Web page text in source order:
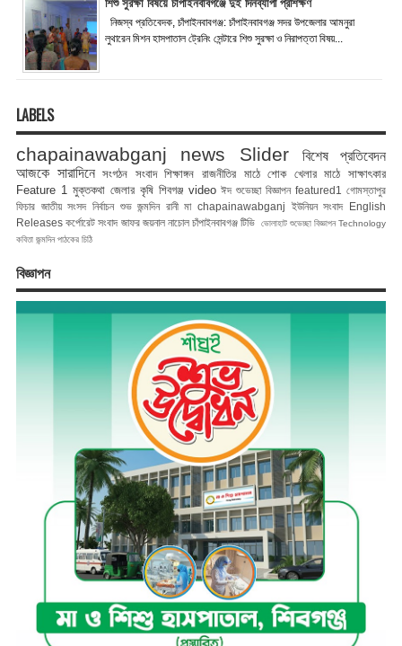
শিশু সুরক্ষা বিষয়ে চাঁপাইনবাবগঞ্জে দুই দিনব্যাপী প্রশিক্ষণ
নিজস্ব প্রতিবেদক, চাঁপাইনবাবগঞ্জ: চাঁপাইনবাবগঞ্জ সদর উপজেলার আমনুরা
লুথারেন মিশন হাসপাতাল ট্রেনিং সেন্টারে শিশু সুরক্ষা ও নিরাপত্তা বিষয়...
LABELS
chapainawabganj news Slider
বিশেষ প্রতিবেদন
আজকে সারাদিনে সংগঠন সংবাদ শিক্ষাঙ্গন রাজনীতির মাঠে শোক খেলার মাঠে
সাক্ষাৎকার
Feature 1 মুক্তকথা জেলার কৃষি শিবগঞ্জ video ঈদ শুভেচ্ছা বিজ্ঞাপন featured1
গোমস্তাপুর
ফিচার জাতীয় সংসদ নির্বাচন শুভ জন্মদিন রানী মা chapainawabganj ইউনিয়ন সংবাদ
English
Releases কর্পোরেট সংবাদ জাফর জয়নাল নাচোল চাঁপাইনবাবগঞ্জ টিভি ভোলাহাট শুভেচ্ছা বিজ্ঞাপন Technology
কবিতা জন্মদিন পাঠকের চিঠি
বিজ্ঞাপন